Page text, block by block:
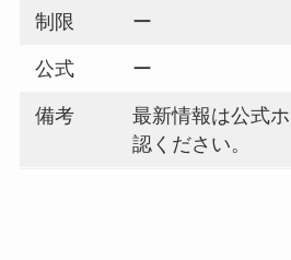
制限 ー
公式 ー
備考
最新情報は公式
認ください。